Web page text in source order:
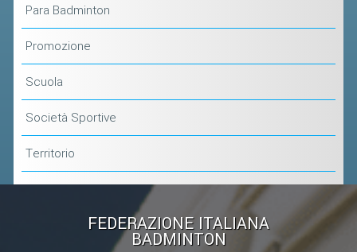
Para Badminton
Promozione
Scuola
Società Sportive
Territorio
FEDERAZIONE ITALIANA
BADMINTON
EVENTI INTERNAZIONALI
MANIFESTAZIONI SPORTIVE
UFFICIALI DI GARA